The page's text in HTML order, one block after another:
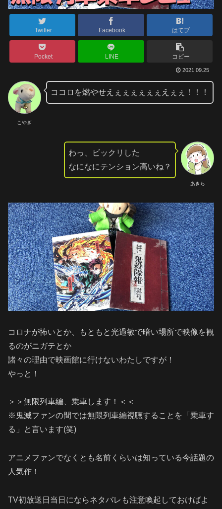
Twitter Facebook はてブ
Pocket LINE コピー
2021.09.25
こやぎ
ココロを燃やせえぇぇぇぇぇぇえぇぇ！！！
あきら
わっ、ビックリした
なになにテンション高いね？
コロナが怖いとか、もともと光過敏で暗い場所で映像を観
るのがニガテとか
諸々の理由で映画館に行けないわたしですが！
やっと！
＞＞無限列車編、乗車します！＜＜
※鬼滅ファンの間では無限列車編視聴することを「乗車す
る」と言います(笑)
アニメファンでなくとも名前くらいは知っている今話題の
人気作！
TV初放送日当日にならネタバレも注意喚起しておけばよ